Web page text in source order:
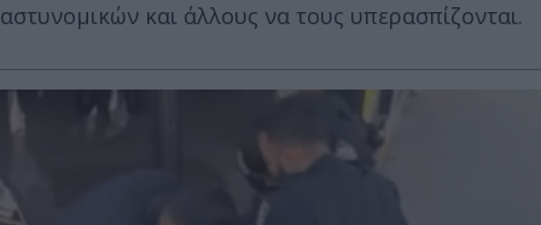
αστυνομικών και άλλους να τους υπερασπίζονται.